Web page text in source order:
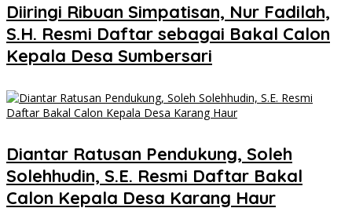
Diiringi Ribuan Simpatisan, Nur Fadilah,
S.H. Resmi Daftar sebagai Bakal Calon
Kepala Desa Sumbersari
Diantar Ratusan Pendukung, Soleh
Solehhudin, S.E. Resmi Daftar Bakal
Calon Kepala Desa Karang Haur